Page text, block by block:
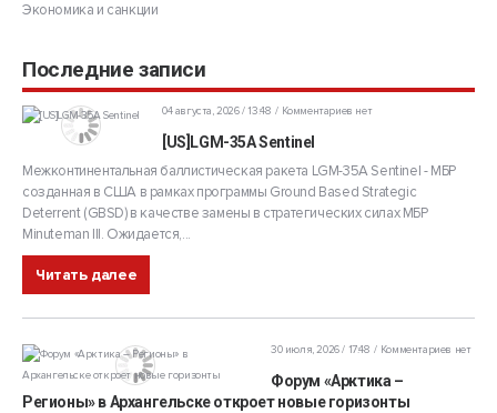
Экономика и санкции
Последние записи
04 августа, 2026 / 13:48 Комментариев нет
[US]LGM-35A Sentinel
Межконтинентальная баллистическая ракета LGM-35A Sentinel - МБР
созданная в США в рамках программы Ground Based Strategic
Deterrent (GBSD) в качестве замены в стратегических силах МБР
Minuteman III. Ожидается,...
Читать далее
30 июля, 2026 / 17:48 Комментариев нет
Форум «Арктика –
Регионы» в Архангельске откроет новые горизонты